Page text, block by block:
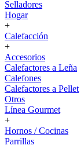
Selladores
Hogar
+
Calefacción
+
Accesorios
Calefactores a Leña
Calefones
Calefactores a Pellet
Otros
Línea Gourmet
+
Hornos / Cocinas
Parrillas